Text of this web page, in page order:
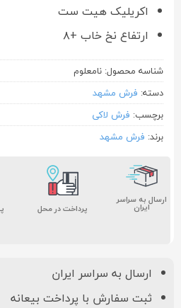
اکریلیک هیت ست
ارتفاع نخ خاب +۸
شناسه محصول: نامعلوم
دسته: فرش مشهد
برچسب: فرش لاکی
برند: فرش مشهد
ارسال به سراسر
ایران پرداخت در محل
ارسال به سراسر ایران
ثبت سفارش با پرداخت بیعانه